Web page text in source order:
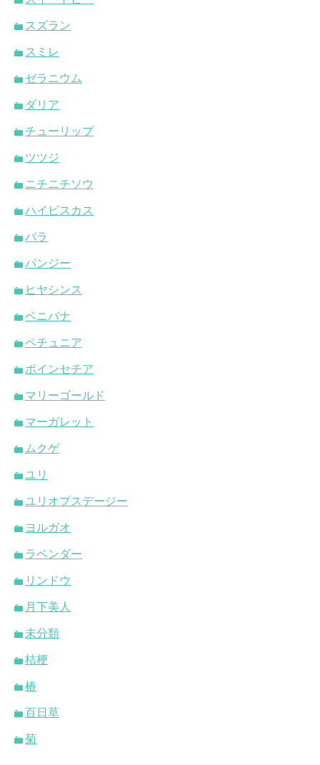
スズラン
スミレ
ゼラニウム
ダリア
チューリップ
ツツジ
ニチニチソウ
ハイビスカス
バラ
パンジー
ヒヤシンス
ベニバナ
ペチュニア
ポインセチア
マリーゴールド
マーガレット
ムクゲ
ユリ
ユリオプスデージー
ヨルガオ
ラベンダー
リンドウ
月下美人
未分類
桔梗
椿
百日草
菊